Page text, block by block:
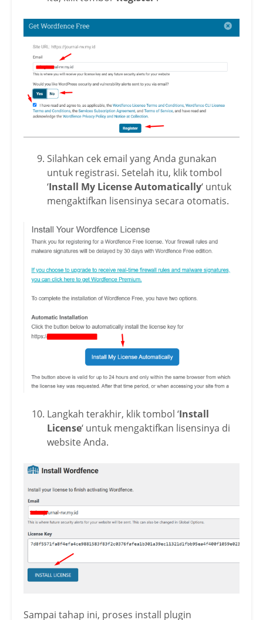
Silahkan cek email yang Anda gunakan
untuk registrasi. Setelah itu, klik tombol
‘Install My License Automatically‘ untuk
mengaktifkan lisensinya secara otomatis.
Langkah terakhir, klik tombol ‘Install
License‘ untuk mengaktifkan lisensinya di
website Anda.
Sampai tahap ini, proses install plugin